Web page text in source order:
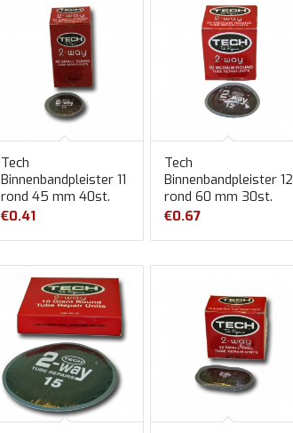
Tech
Binnenbandpleister 11
rond 45 mm 40st.
€0.41
Tech
Binnenbandpleister 12
rond 60 mm 30st.
€0.67